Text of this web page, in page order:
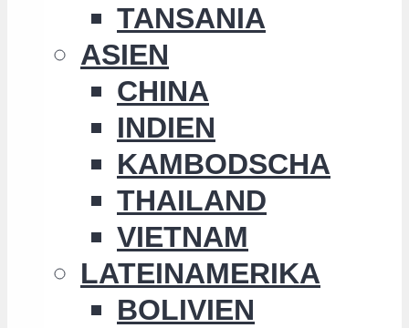
TANSANIA
ASIEN
CHINA
INDIEN
KAMBODSCHA
THAILAND
VIETNAM
LATEINAMERIKA
BOLIVIEN